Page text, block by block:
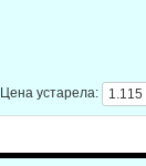
Цена устарела:
1.115